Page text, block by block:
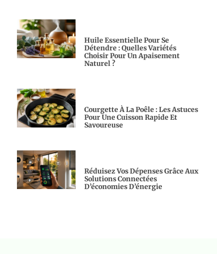
Huile Essentielle Pour Se
Détendre : Quelles Variétés
Choisir Pour Un Apaisement
Naturel ?
Courgette À La Poêle : Les Astuces
Pour Une Cuisson Rapide Et
Savoureuse
Réduisez Vos Dépenses Grâce Aux
Solutions Connectées
D’économies D’énergie